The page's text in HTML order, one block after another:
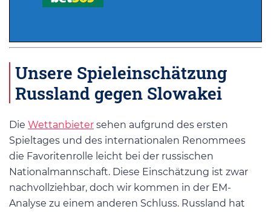
Unsere Spieleinschätzung
Russland gegen Slowakei
Die Wettanbieter sehen aufgrund des ersten
Spieltages und des internationalen Renommees
die Favoritenrolle leicht bei der russischen
Nationalmannschaft. Diese Einschätzung ist zwar
nachvollziehbar, doch wir kommen in der EM-
Analyse zu einem anderen Schluss. Russland hat